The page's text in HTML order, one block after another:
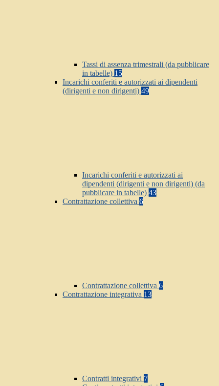
Tassi di assenza trimestrali (da pubblicare
in tabelle) 15
Incarichi conferiti e autorizzati ai dipendenti
(dirigenti e non dirigenti) 49
Incarichi conferiti e autorizzati ai
dipendenti (dirigenti e non dirigenti) (da
pubblicare in tabelle) 43
Contrattazione collettiva 6
Contrattazione collettiva 6
Contrattazione integrativa 13
Contratti integrativi 7